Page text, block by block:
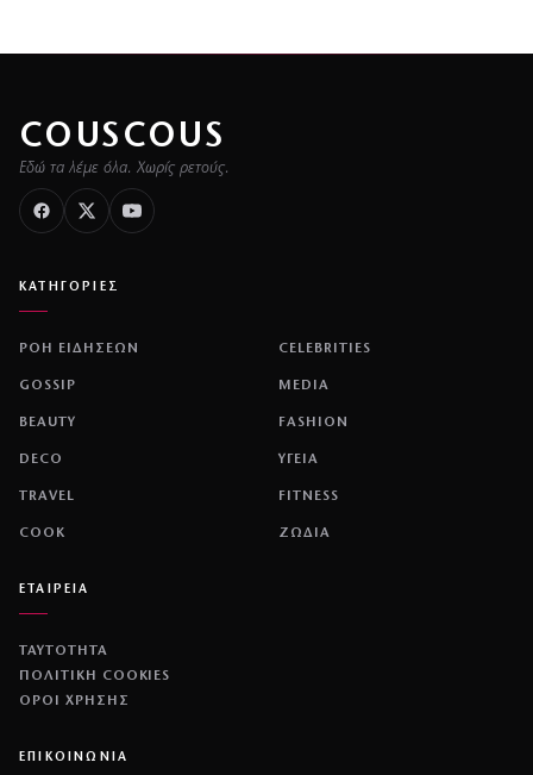
COUSCOUS
Εδώ τα λέμε όλα. Χωρίς ρετούς.
ΚΑΤΗΓΟΡΙΕΣ
ΡΟΗ ΕΙΔΗΣΕΩΝ CELEBRITIES
GOSSIP MEDIA
BEAUTY FASHION
DECO ΥΓΕΙΑ
TRAVEL FITNESS
COOK ΖΩΔΙΑ
ΕΤΑΙΡΕΙΑ
ΤΑΥΤΟΤΗΤΑ
ΠΟΛΙΤΙΚΉ COOKIES
ΌΡΟΙ ΧΡΉΣΗΣ
ΕΠΙΚΟΙΝΩΝΙΑ